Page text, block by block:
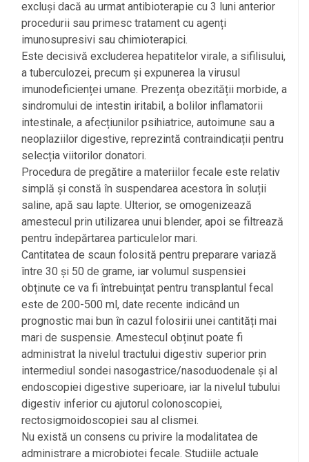
excluși dacă au urmat antibioterapie cu 3 luni anterior
procedurii sau primesc tratament cu agenți
imunosupresivi sau chimioterapici.
Este decisivă excluderea hepatitelor virale, a sifilisului,
a tuberculozei, precum și expunerea la virusul
imunodeficienței umane. Prezența obezității morbide, a
sindromului de intestin iritabil, a bolilor inflamatorii
intestinale, a afecțiunilor psihiatrice, autoimune sau a
neoplaziilor digestive, reprezintă contraindicații pentru
selecția viitorilor donatori.
Procedura de pregătire a materiilor fecale este relativ
simplă și constă în suspendarea acestora în soluții
saline, apă sau lapte. Ulterior, se omogenizează
amestecul prin utilizarea unui blender, apoi se filtrează
pentru îndepărtarea particulelor mari.
Cantitatea de scaun folosită pentru preparare variază
între 30 și 50 de grame, iar volumul suspensiei
obținute ce va fi întrebuințat pentru transplantul fecal
este de 200-500 ml, date recente indicând un
prognostic mai bun în cazul folosirii unei cantități mai
mari de suspensie. Amestecul obținut poate fi
administrat la nivelul tractului digestiv superior prin
intermediul sondei nasogastrice/nasoduodenale și al
endoscopiei digestive superioare, iar la nivelul tubului
digestiv inferior cu ajutorul colonoscopiei,
rectosigmoidoscopiei sau al clismei.
Nu există un consens cu privire la modalitatea de
administrare a microbiotei fecale. Studiile actuale